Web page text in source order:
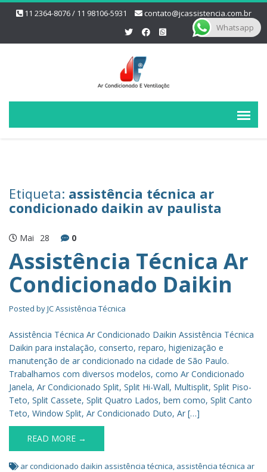
11 2364-8076 / 11 98106-5931 contato@jcassistencia.com.br
Etiqueta: assistência técnica ar
condicionado daikin av paulista
Mai 28 0
Assistência Técnica Ar
Condicionado Daikin
Posted byJC Assistência Técnica
Assistência Técnica Ar Condicionado Daikin Assistência Técnica
Daikin para instalação, conserto, reparo, higienização e
manutenção de ar condicionado na cidade de São Paulo.
Trabalhamos com diversos modelos, como Ar Condicionado
Janela, Ar Condicionado Split, Split Hi-Wall, Multisplit, Split Piso-
Teto, Split Cassete, Split Quatro Lados, bem como, Split Canto
Teto, Window Split, Ar Condicionado Duto, Ar […]
READ MORE →
ar condicionado daikin assistência técnica, assistência técnica ar
Whatsapp